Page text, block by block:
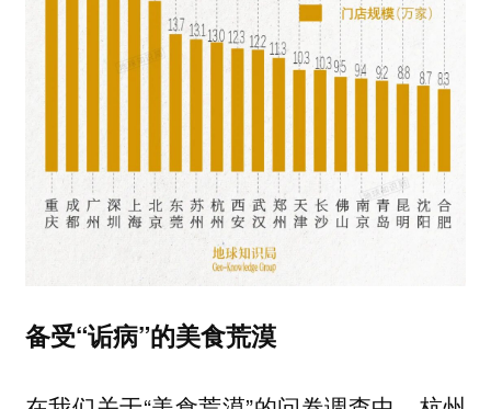
备受“诟病”的美食荒漠